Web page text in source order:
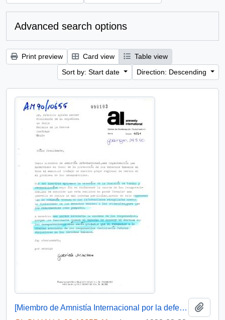
Advanced search options
Print preview Card view
Table view
Sort by: Start date
Direction: Descending
[Miembro de Amnistía Internacional por la defensa de los detenidos desaparecidos en Chile felicita por la creación de la Comisión de de Verdad y Reconciliación]